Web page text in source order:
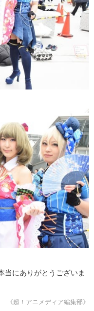
当にありがとうございま
《超！アニメディア編集部》